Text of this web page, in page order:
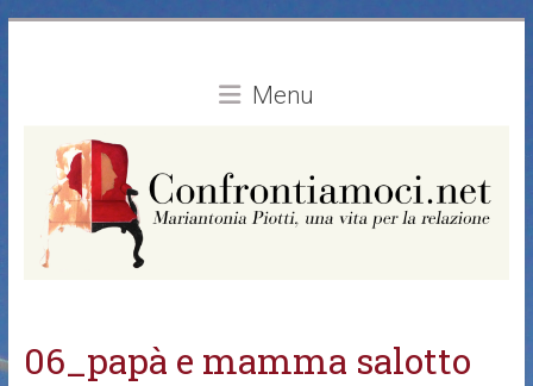
Menu
06_papà e mamma salotto